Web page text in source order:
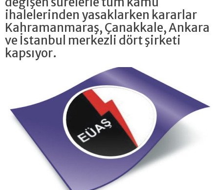
ihalelerinden yasaklarken kararlar
Kahramanmaraş, Çanakkale, Ankara
ve İstanbul merkezli dört şirketi
kapsıyor.